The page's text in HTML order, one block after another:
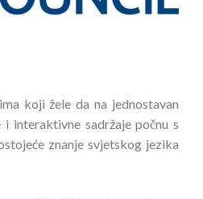
koji žele da na jednostavan
i interaktivne sadržaje počnu s
znanje svjetskog jezika